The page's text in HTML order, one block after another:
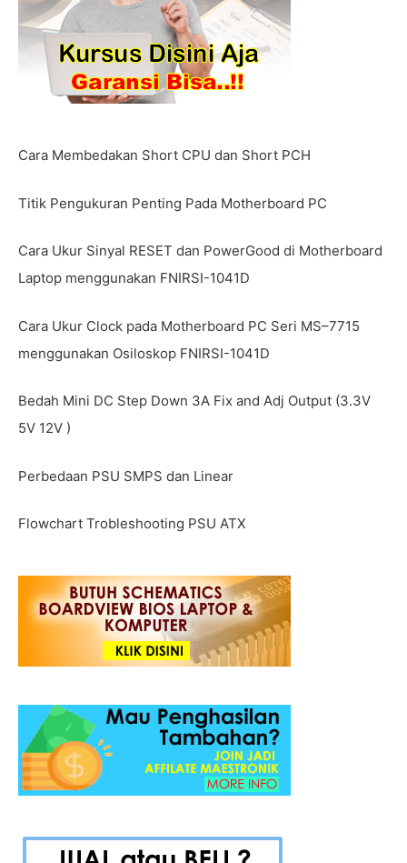
Cara Membedakan Short CPU dan Short PCH
Titik Pengukuran Penting Pada Motherboard PC
Cara Ukur Sinyal RESET dan PowerGood di Motherboard
Laptop menggunakan FNIRSI-1041D
Cara Ukur Clock pada Motherboard PC Seri MS–7715
menggunakan Osiloskop FNIRSI-1041D
Bedah Mini DC Step Down 3A Fix and Adj Output (3.3V
5V 12V )
Perbedaan PSU SMPS dan Linear
Flowchart Trobleshooting PSU ATX